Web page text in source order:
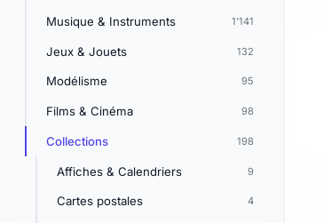
Musique & Instruments 1'141
Jeux & Jouets 132
Modélisme 95
Films & Cinéma 98
Collections 198
Affiches & Calendriers 9
Cartes postales 4